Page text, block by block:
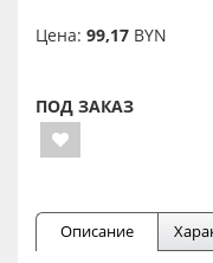
Цена: 99,17 BYN
ПОД ЗАКАЗ
Описание